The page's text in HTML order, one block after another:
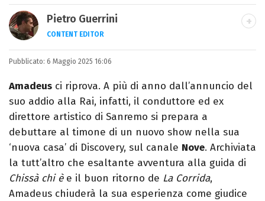
Pietro Guerrini
CONTENT EDITOR
Laurea in Lettere, smania di viaggi e
passione per i cartoni (della pizza e della
Pixar).
Pubblicato: 6 Maggio 2025 16:06
Amadeus ci riprova. A più di anno dall’annuncio del
suo addio alla Rai, infatti, il conduttore ed ex
direttore artistico di Sanremo si prepara a
debuttare al timone di un nuovo show nella sua
‘nuova casa’ di Discovery, sul canale Nove. Archiviata
la tutt’altro che esaltante avventura alla guida di
Chissà chi èe il buon ritorno de La Corrida,
Amadeus chiuderà la sua esperienza come giudice